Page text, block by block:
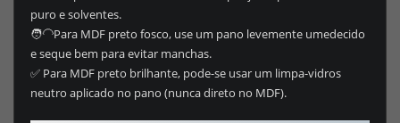
puro e solventes.
🧑‍🦲Para MDF preto fosco, use um pano levemente umedecido
e seque bem para evitar manchas.
✅ Para MDF preto brilhante, pode-se usar um limpa-vidros
neutro aplicado no pano (nunca direto no MDF).